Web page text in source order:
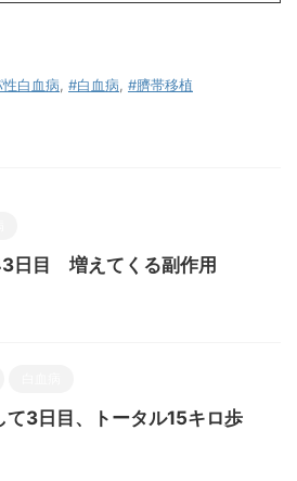
白血病 #白血病 #臍帯移植
日目 増えてくる副作用
て3日目、トータル15キロ歩